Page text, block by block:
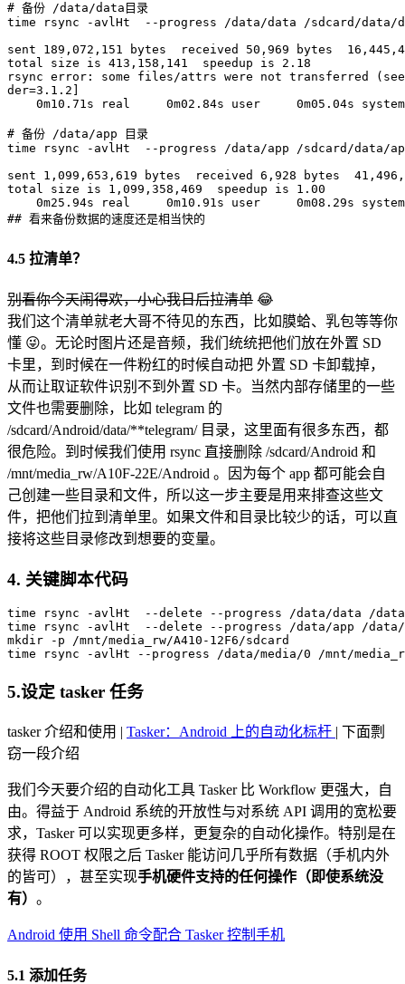
# 备份 /data/data目录
time
rsync -avlHt --progress /data/data /sdcard/data/
sent 189,072 ,151 bytes  received 50,969 bytes 16,445
total size is 413,158 ,141  speedup is 2.18
rsync error: some files/attrs were not transferred (
der=3.1 .2
    0m10.71s real     0m02.84s user     0m05.04s system
# 备份 /data/app 目录
time
rsync -avlHt --progress /data/app /sdcard/data/
sent 1,099 ,653,619 bytes  received 6,928 bytes 41,496
total size is 1,099 ,358,469  speedup is 1.00
## 看来备份数据的速度还是相当快的
4.5 拉清单？
别看你今天闹得欢，小心我日后拉清单 😂
我们这个清单就老大哥不待见的东西，比如膜蛤、乳包等等你
懂 😜。无论时图片还是音频，我们统统把他们放在外置 SD
卡里，到时候在一件粉红的时候自动把 外置 SD 卡卸载掉，
从而让取证软件识别不到外置 SD 卡。当然内部存储里的一些
文件也需要删除，比如 telegram 的
/sdcard/Android/data/**telegram/ 目录，这里面有很多东西，都
很危险。到时候我们使用 rsync 直接删除 /sdcard/Android 和
/mnt/media_rw/A10F-22E/Android 。因为每个 app 都可能会自
己创建一些目录和文件，所以这一步主要是用来排查这些文
件，把他们拉到清单里。如果文件和目录比较少的话，可以直
接将这些目录修改到想要的变量。
4. 关键脚本代码
time rsync -avlHt --delete
--progress
time
rsync -avlHt --delete
--progress
mkdir
-p
time
rsync -avlHt --progress /data/media/0 /mnt/
5.设定 tasker 任务
tasker 介绍和使用 | Tasker：Android 上的自动化标杆 | 下面剽
窃一段介绍
我们今天要介绍的自动化工具 Tasker 比 Workflow 更强大，自
由。得益于 Android 系统的开放性与对系统 API 调用的宽松要
求，Tasker 可以实现更多样，更复杂的自动化操作。特别是在
获得 ROOT 权限之后 Tasker 能访问几乎所有数据（手机内外
的皆可），甚至实现手机硬件支持的任何操作（即使系统没
有） 。
Android 使用 Shell 命令配合 Tasker 控制手机
5.1 添加任务